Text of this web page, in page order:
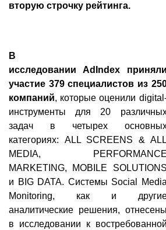
вторую строчку рейтинга.
В
исследованииAdIndex приняли
участие 379 специалистов из
компаний, которые оценили
инструменты для 20
задач в четырех
категориях: ALL SCREENS & ALL
MEDIA, PERFORMANCE
MARKETING, MOBILE SOLUTIONS
и BIG DATA. Системы Social Media
Monitoring, как и
аналитические решения, отнесены
в исследовании к востребованной